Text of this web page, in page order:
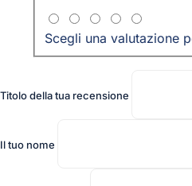
Scegli una valutazione
Titolo della tua recensione
Il tuo nome